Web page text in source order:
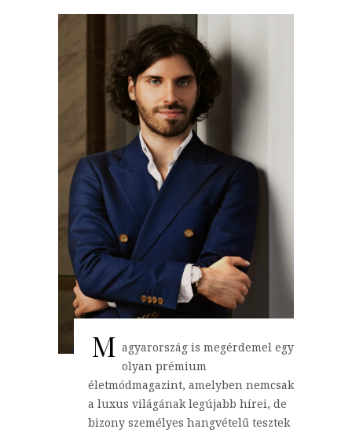
M agyarország is megérdemel egy
olyan prémium
életmódmagazint, amelyben nemcsak
a luxus világának legújabb hírei, de
bizony személyes hangvételű tesztek